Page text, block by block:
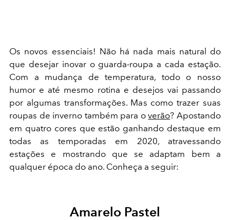
Os novos essenciais! Não há nada mais natural do
que desejar inovar o guarda-roupa a cada estação.
Com a mudança de temperatura, todo o nosso
humor e até mesmo rotina e desejos vai passando
por algumas transformações. Mas como trazer suas
roupas de inverno também para overão? Apostando
em quatro cores que estão ganhando destaque em
todas as temporadas em 2020, atravessando
estações e mostrando que se adaptam bem a
qualquer época do ano. Conheça a seguir:
Amarelo Pastel